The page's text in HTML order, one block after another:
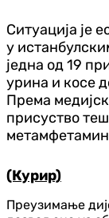
Ситуација је
у
једна од 19
урина и косе
Према
присуство
(Курир)
Преузимање